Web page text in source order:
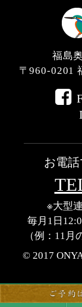
福島
〒960-0201
お電
※大型
毎月1日
（例：11月
© 2017